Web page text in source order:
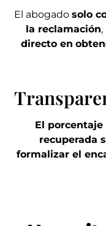
El abogado solo
la reclamación
directo en
El
recuperada
formalizar el